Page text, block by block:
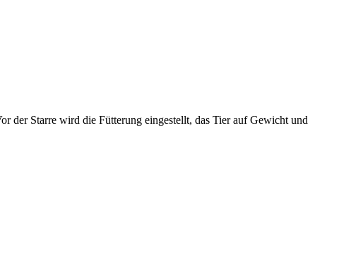
der Starre wird die Fütterung eingestellt, das Tier auf Gewicht und